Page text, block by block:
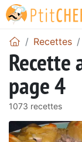
Recettes
Recette
page 4
1073 recettes